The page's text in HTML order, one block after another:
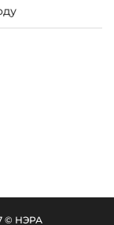
© НЭРА